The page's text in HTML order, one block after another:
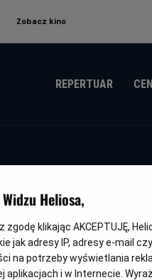
Zobacz kino
REPERTUAR
Oryginalny
tytuł
The Last Duel
OBSERWUJ
Heliosa,
zgodę klikając AKCEPTUJĘ,
jak adresy IP, adresy e-mail
na potrzeby wyświetlania
aplikacjach i w Internecie.